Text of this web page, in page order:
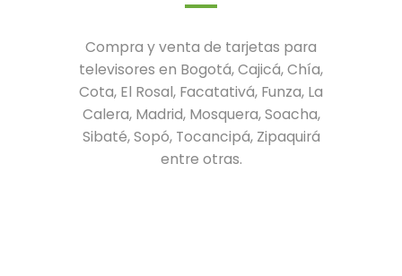
Compra y venta de tarjetas para
televisores en Bogotá, Cajicá, Chía,
Cota, El Rosal, Facatativá, Funza, La
Calera, Madrid, Mosquera, Soacha,
Sibaté, Sopó, Tocancipá, Zipaquirá
entre otras.